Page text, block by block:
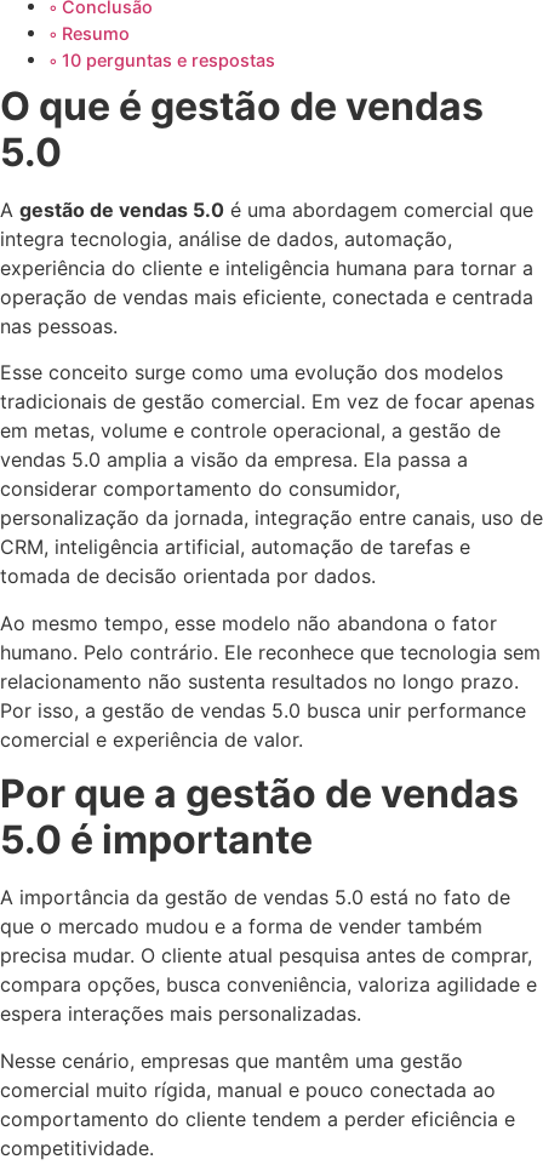
Conclusão
Resumo
10 perguntas e respostas
O que é gestão de vendas
5.0
A gestão de vendas 5.0 é uma abordagem comercial que
integra tecnologia, análise de dados, automação,
experiência do cliente e inteligência humana para tornar a
operação de vendas mais eficiente, conectada e centrada
nas pessoas.
Esse conceito surge como uma evolução dos modelos
tradicionais de gestão comercial. Em vez de focar apenas
em metas, volume e controle operacional, a gestão de
vendas 5.0 amplia a visão da empresa. Ela passa a
considerar comportamento do consumidor,
personalização da jornada, integração entre canais, uso de
CRM, inteligência artificial, automação de tarefas e
tomada de decisão orientada por dados.
Ao mesmo tempo, esse modelo não abandona o fator
humano. Pelo contrário. Ele reconhece que tecnologia sem
relacionamento não sustenta resultados no longo prazo.
Por isso, a gestão de vendas 5.0 busca unir performance
comercial e experiência de valor.
Por que a gestão de vendas
5.0 é importante
A importância da gestão de vendas 5.0 está no fato de
que o mercado mudou e a forma de vender também
precisa mudar. O cliente atual pesquisa antes de comprar,
compara opções, busca conveniência, valoriza agilidade e
espera interações mais personalizadas.
Nesse cenário, empresas que mantêm uma gestão
comercial muito rígida, manual e pouco conectada ao
comportamento do cliente tendem a perder eficiência e
competitividade.